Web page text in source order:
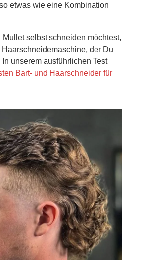
etwas wie eine Kombination
selbst schneiden möchtest,
der Du
unserem ausführlichen Test
Bart- und Haarschneider für